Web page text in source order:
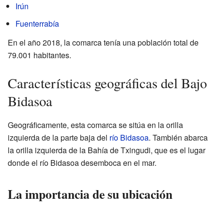
Irún
Fuenterrabía
En el año 2018, la comarca tenía una población total de
79.001 habitantes.
Características geográficas del Bajo
Bidasoa
Geográficamente, esta comarca se sitúa en la orilla
izquierda de la parte baja del río Bidasoa. También abarca
la orilla izquierda de la Bahía de Txingudi, que es el lugar
donde el río Bidasoa desemboca en el mar.
La importancia de su ubicación